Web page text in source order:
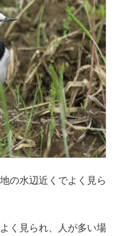
の水辺近くでよく見ら
く見られ、人が多い場